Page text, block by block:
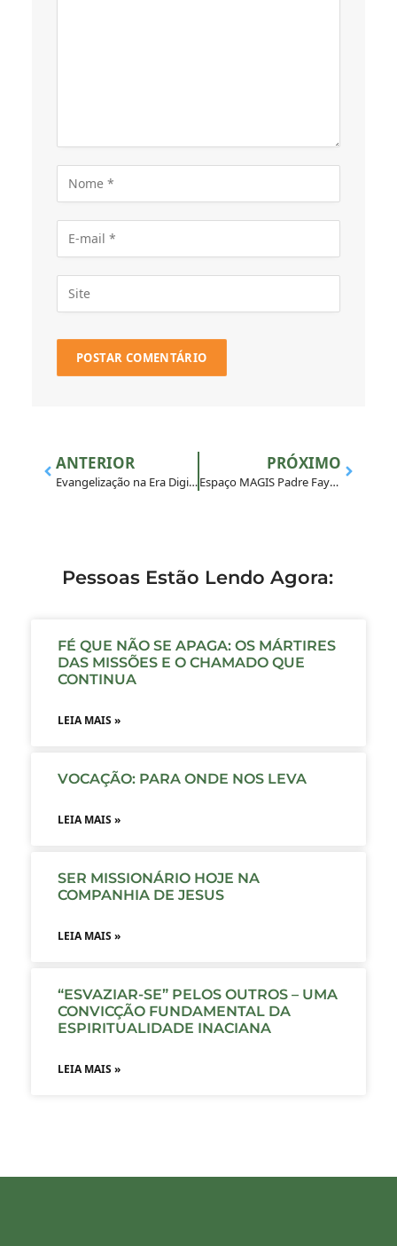
ANTERIOR
Evangelização na Era Digital: conectando corações e comunidades
PRÓXIMO
Espaço MAGIS Padre Fayos celebra 7 anos de história e missão em Russas/CE
Pessoas Estão Lendo Agora:
FÉ QUE NÃO SE APAGA: OS MÁRTIRES
DAS MISSÕES E O CHAMADO QUE
CONTINUA
LEIA MAIS »
VOCAÇÃO: PARA ONDE NOS LEVA
LEIA MAIS »
SER MISSIONÁRIO HOJE NA
COMPANHIA DE JESUS
LEIA MAIS »
“ESVAZIAR-SE” PELOS OUTROS – UMA
CONVICÇÃO FUNDAMENTAL DA
ESPIRITUALIDADE INACIANA
LEIA MAIS »